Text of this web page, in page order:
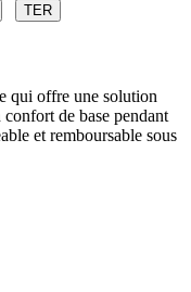
TER
qui offre une solution
de base pendant
et remboursable sous